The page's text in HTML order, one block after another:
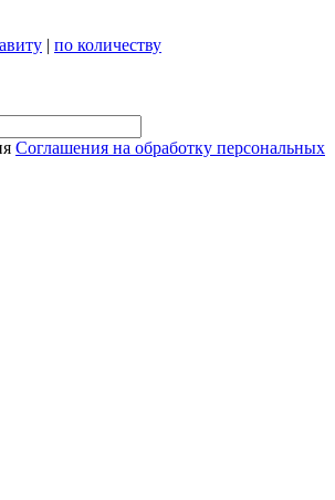
| по количеству
Соглашения на обработку персональных